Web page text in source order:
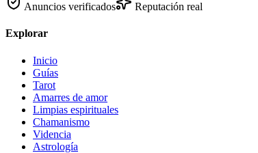
Anuncios verificados Reputación real
Explorar
Inicio
Guías
Tarot
Amarres de amor
Limpias espirituales
Chamanismo
Videncia
Astrología